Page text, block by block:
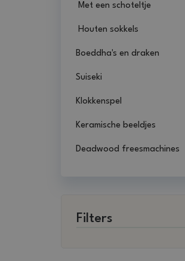
Met een schoteltje
Houten sokkels
Boeddha's en draken
Suiseki
Klokkenspel
Keramische beeldjes
Deadwood freesmachines
Filters